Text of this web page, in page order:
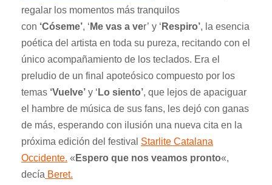
regalar los momentos más tranquilos
con ‘Cóseme’, ‘ Me vas a ver’ y ‘ Respiro’, la esencia
poética del artista en toda su pureza, recitando con el
único acompañamiento de los teclados. Era el
preludio de un final apoteósico compuesto por los
temas ‘Vuelve’ y ‘ Lo siento’, que lejos de apaciguar
el hambre de música de sus fans, les dejó con ganas
de más, esperando con ilusión una nueva cita en la
próxima edición del festival Starlite Catalana
Occidente. « Espero que nos veamos pronto«,
decía Beret.